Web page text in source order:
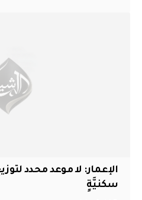
الإعمار: لا موعد محدد
سكنيَّةٍ